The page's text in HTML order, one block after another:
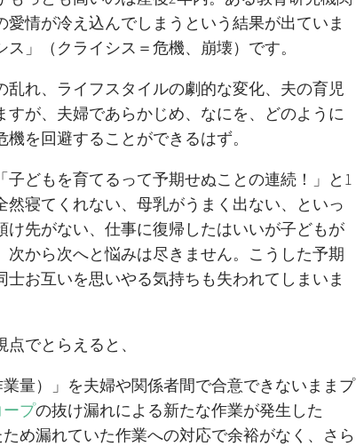
情が冷え込んでしまうという結果が出ていま
」（クライシス＝危機、崩壊）です。
乱れ、ライフスタイルの劇的な変化、夫の育児
が、夫婦であらかじめ、なにを、どのように
を回避することができるはず。
どもを育てるって予期せぬことの連続！」と1
寝てくれない、母乳がうまく出ない、といっ
先がない、仕事に復帰したはいいが子どもが
から次へと悩みは尽きません。こうした予期
お互いを思いやる気持ちも失われてしまいま
でとらえると、
業量）」を夫婦や関係者間で合意できないままプ
ープの抜け漏れによる新たな作業が発生した
め漏れていた作業への対応で余裕がなく、さら